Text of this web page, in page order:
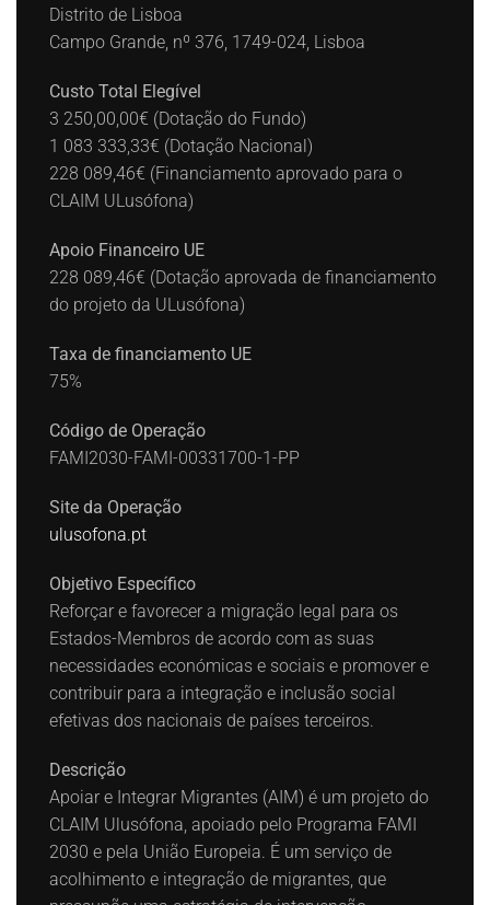
Distrito de Lisboa
Campo Grande, nº 376, 1749-024, Lisboa
Custo Total Elegível
3 250,00,00€ (Dotação do Fundo)
1 083 333,33€ (Dotação Nacional)
228 089,46€ (Financiamento aprovado para o
CLAIM ULusófona)
Apoio Financeiro UE
228 089,46€ (Dotação aprovada de financiamento
do projeto da ULusófona)
Taxa de financiamento UE
75%
Código de Operação
FAMI2030-FAMI-00331700-1-PP
Site da Operação
ulusofona.pt
Objetivo Específico
Reforçar e favorecer a migração legal para os
Estados-Membros de acordo com as suas
necessidades económicas e sociais e promover e
contribuir para a integração e inclusão social
efetivas dos nacionais de países terceiros.
Descrição
Apoiar e Integrar Migrantes (AIM) é um projeto do
CLAIM Ulusófona, apoiado pelo Programa FAMI
2030 e pela União Europeia. É um serviço de
acolhimento e integração de migrantes, que